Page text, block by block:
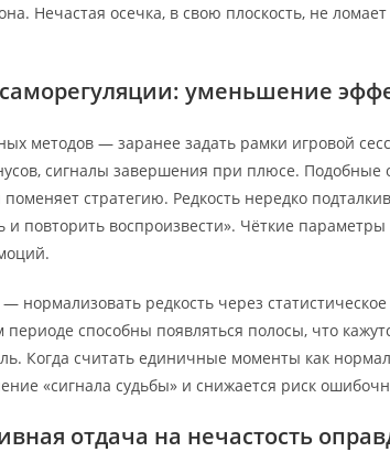
Нечастая осечка, в свою плоскость, не
уменьшение
методов — заранее задать рамки игровой
сигналы завершения при плюсе. Подобные
стратегию. Редкость нередко
и повторить воспроизвести». Чёткие
нормализовать редкость через
периоде способны появляться полосы, что
Когда считать единичные моменты как
«сигнала судьбы» и снижается риск
отдача на нечастость